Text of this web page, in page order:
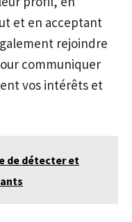
et en acceptant
rejoindre
communiquer
vos intérêts et
de détecter et